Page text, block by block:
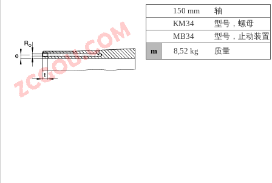
150 mm
轴
KM34
型号，螺母
MB34
型号，止动装置
m
8,52 kg 质量